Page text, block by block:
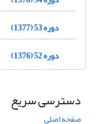
دوره 53 (1377)
دوره 52 (1376)
دسترسی سریع
صفحه اصلی